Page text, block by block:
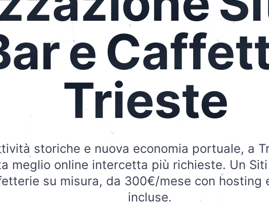
e
Trieste
storiche e nuova economia portuale, a
meglio online intercetta più richieste. Un
su misura, da 300€/mese con hosting
incluse.